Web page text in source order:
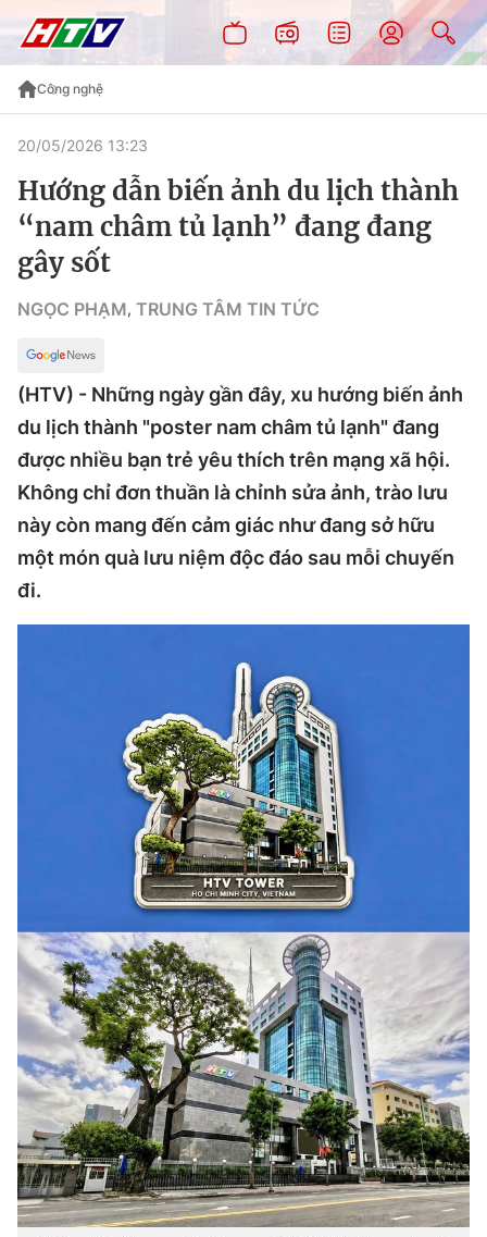
Công nghệ
20/05/2026 13:23
Hướng dẫn biến ảnh du lịch thành
“nam châm tủ lạnh” đang đang
gây sốt
NGỌC PHẠM, TRUNG TÂM TIN TỨC
(HTV) - Những ngày gần đây, xu hướng biến ảnh
du lịch thành "poster nam châm tủ lạnh" đang
được nhiều bạn trẻ yêu thích trên mạng xã hội.
Không chỉ đơn thuần là chỉnh sửa ảnh, trào lưu
này còn mang đến cảm giác như đang sở hữu
một món quà lưu niệm độc đáo sau mỗi chuyến
đi.